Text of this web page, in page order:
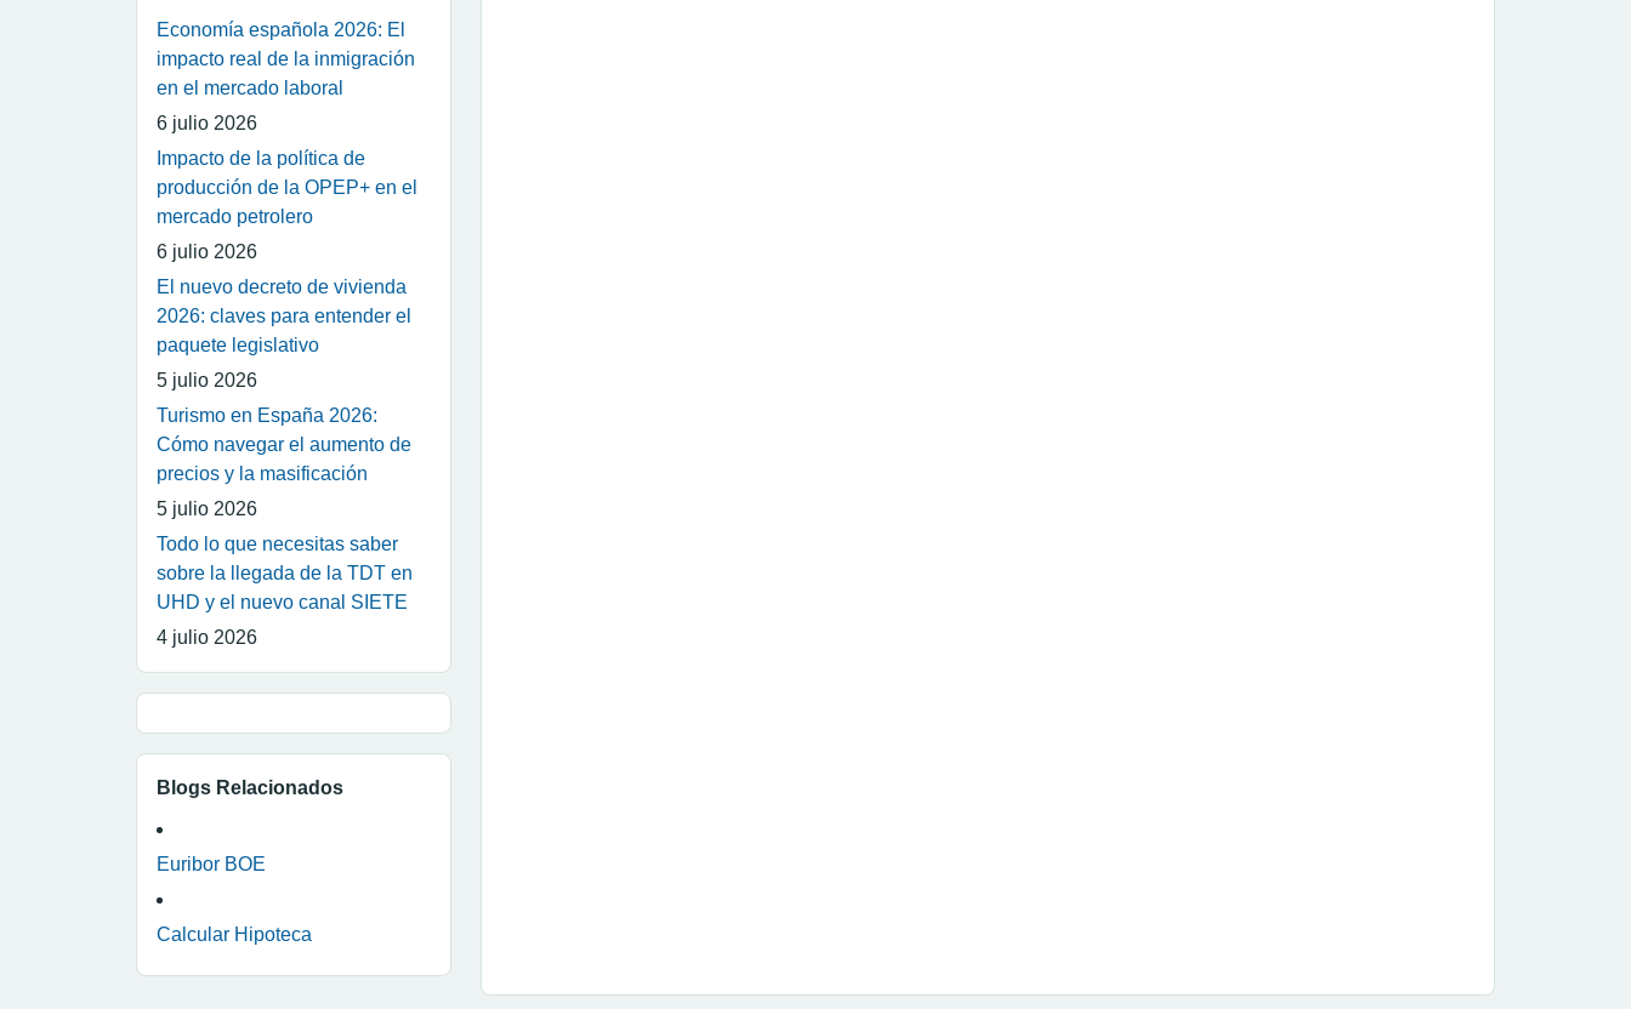
Economía española 2026: El
impacto real de la inmigración
en el mercado laboral
6 julio 2026
Impacto de la política de
producción de la OPEP+ en el
mercado petrolero
6 julio 2026
El nuevo decreto de vivienda
2026: claves para entender el
paquete legislativo
5 julio 2026
Turismo en España 2026:
Cómo navegar el aumento de
precios y la masificación
5 julio 2026
Todo lo que necesitas saber
sobre la llegada de la TDT en
UHD y el nuevo canal SIETE
4 julio 2026
Blogs Relacionados
Euribor BOE
Calcular Hipoteca